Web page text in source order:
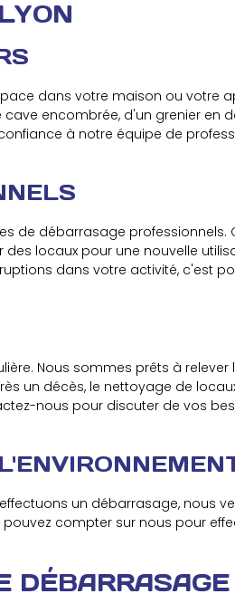
dans votre maison ou votre
encombrée, d'un grenier en
à notre équipe de
de débarrasage
locaux pour une nouvelle
dans votre activité, c'est
Nous sommes prêts à
un décès, le nettoyage de
nous pour discuter de vos
un débarrasage, nous
compter sur nous pour